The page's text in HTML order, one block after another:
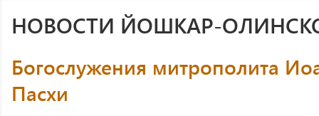
НОВОСТИ ЙОШКАР-
Богослужения митрополита
Пасхи